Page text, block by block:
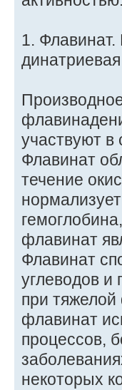
1.
участвуют в
Флавинат
течение
флавинат
Флавинат
углеводов и
при
флавинат
процессов,
некоторых